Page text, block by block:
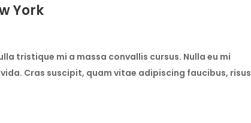
York
tristique mi a massa convallis cursus. Nulla eu mi
Cras suscipit, quam vitae adipiscing faucibus, risus